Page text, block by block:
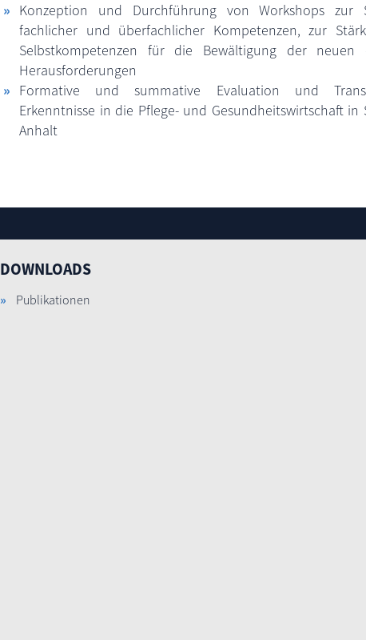
Konzeption und Durchführung von Workshops zur
fachlicher und überfachlicher Kompetenzen, zur
Selbstkompetenzen für die Bewältigung der neuen
Herausforderungen
Formative und summative Evaluation und
Erkenntnisse in die Pflege- und Gesundheitswirtschaft in
Anhalt
DOWNLOADS
Publikationen